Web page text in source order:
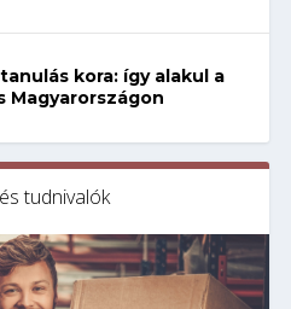
kora: így alakul a
tudnivalók